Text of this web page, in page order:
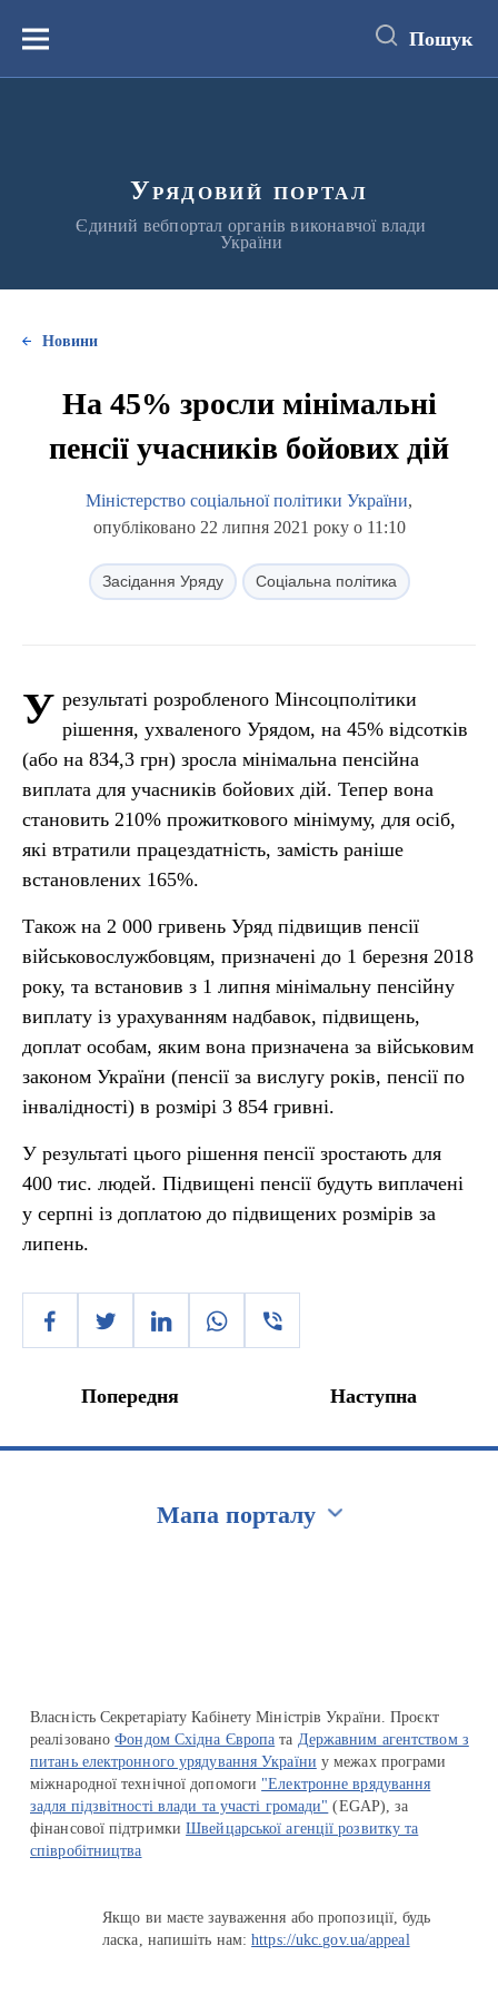
вмістуМеню Пошук
Урядовий портал
Єдиний вебпортал органів виконавчої влади
України
Новини
На 45% зросли мінімальні
пенсії учасників бойових дій
Міністерство соціальної політики України,
опубліковано 22 липня 2021 року о 11:10
Засідання Уряду Соціальна політика
У результаті розробленого Мінсоцполітики
рішення, ухваленого Урядом, на 45% відсотків
(або на 834,3 грн) зросла мінімальна пенсійна
виплата для учасників бойових дій. Тепер вона
становить 210% прожиткового мінімуму, для осіб,
які втратили працездатність, замість раніше
встановлених 165%.
Також на 2 000 гривень Уряд підвищив пенсії
військовослужбовцям, призначені до 1 березня 2018
року, та встановив з 1 липня мінімальну пенсійну
виплату із урахуванням надбавок, підвищень,
доплат особам, яким вона призначена за військовим
законом України (пенсії за вислугу років, пенсії по
інвалідності) в розмірі 3 854 гривні.
У результаті цього рішення пенсії зростають для
400 тис. людей. Підвищені пенсії будуть виплачені
у серпні із доплатою до підвищених розмірів за
липень.
Попередня Наступна
Мапа порталу
Власність Секретаріату Кабінету Міністрів України. Проєкт
реалізованоФондом Східна Європа та Державним агентством з
питань електронного урядування України у межах програми
міжнародної технічної допомоги "Електронне врядування
задля підзвітності влади та участі громади" (EGAP), за
фінансової підтримкиШвейцарської агенції розвитку та
співробітництва
Якщо ви маєте зауваження або пропозиції, будь
ласка, напишіть нам:https://ukc.gov.ua/appeal